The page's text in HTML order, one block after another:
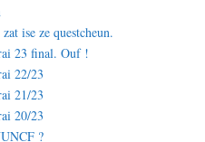
ise ze questcheun.
23 final. Ouf !
22/23
21/23
20/23
?